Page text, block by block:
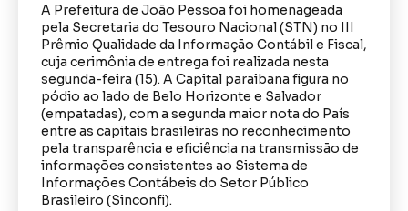
A Prefeitura de João Pessoa foi homenageada
pela Secretaria do Tesouro Nacional (STN) no III
Prêmio Qualidade da Informação Contábil e Fiscal,
cuja cerimônia de entrega foi realizada nesta
segunda-feira (15). A Capital paraibana figura no
pódio ao lado de Belo Horizonte e Salvador
(empatadas), com a segunda maior nota do País
entre as capitais brasileiras no reconhecimento
pela transparência e eficiência na transmissão de
informações consistentes ao Sistema de
Informações Contábeis do Setor Público
Brasileiro (Sinconfi).